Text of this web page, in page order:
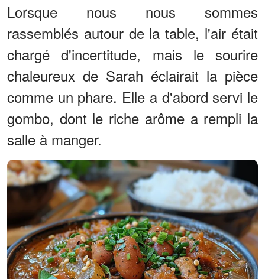
Lorsque nous nous sommes
rassemblés autour de la table, l'air était
chargé d'incertitude, mais le sourire
chaleureux de Sarah éclairait la pièce
comme un phare. Elle a d'abord servi le
gombo, dont le riche arôme a rempli la
salle à manger.